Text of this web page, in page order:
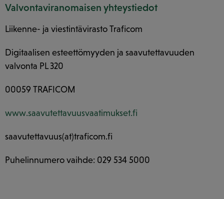
Valvontaviranomaisen yhteystiedot
Liikenne- ja viestintävirasto Traficom
Digitaalisen esteettömyyden ja saavutettavuuden
valvonta PL 320
00059 TRAFICOM
www.saavutettavuusvaatimukset.fi
saavutettavuus(at)traficom.fi
Puhelinnumero vaihde: 029 534 5000